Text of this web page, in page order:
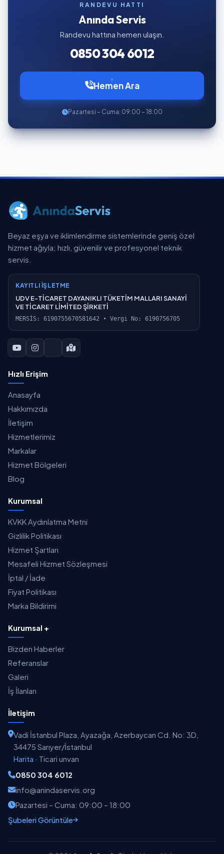
RANDEVU HATTI
Anında Servis
Randevu hattına hemen ulaşın.
0850 304 6012
Hemen Ara
Pazartesi – Cuma: 09:00 – 18:00
Beyaz eşya ve iklimlendirme sistemlerinde geniş özel
hizmet ağıyla; hızlı, güvenilir ve profesyonel teknik
servis.
KAYITLI İŞLETME
UDV E-TİCARET DAYANIKLI TÜKETİM MALLARI SANAYİ
VE TİCARET LİMİTED ŞİRKETİ
MERSİS: 6190755670581642 • Vergi No: 6190756705
Hızlı Erişim
Anasayfa
Hakkımızda
İletişim
Hizmetlerimiz
Markalar
Hizmet Bölgeleri
Blog
Kurumsal
KVKK Aydınlatma Metni
Gizlilik Politikası
Hizmet Şartları
Mesafeli Hizmet Sözleşmesi
İptal / İade
Fiyat Politikası
Marka Bildirimi
Kurumsal +
Bizden Haberler
Referanslar
Galeri
İş İlanları
İletişim
Vadi İstanbul Plaza, Ayazağa, Azerbaycan Cd. No: 3D,
34475 Sarıyer/İstanbul
Harita · Ticari unvan
0850 304 6012
info@anindaservis.org
Pazartesi – Cuma: 09:00 – 18:00
Şubeleri Görüntüle